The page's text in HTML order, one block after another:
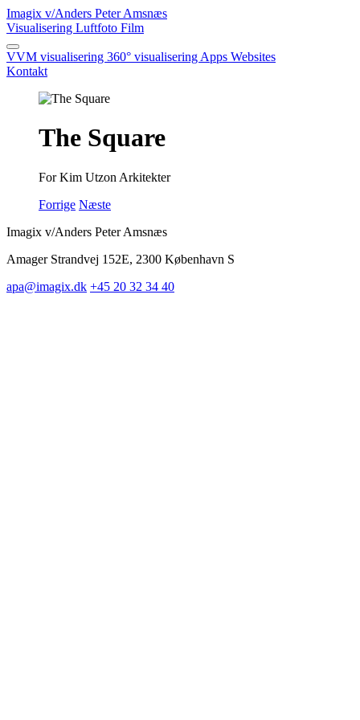
Imagix v/Anders Peter Amsnæs
Visualisering Luftfoto Film
VVM visualisering 360° visualisering Apps Websites
Kontakt
The Square
For Kim Utzon Arkitekter
Forrige Næste
Imagix v/Anders Peter Amsnæs
Amager Strandvej 152E, 2300 København S
apa@imagix.dk +45 20 32 34 40